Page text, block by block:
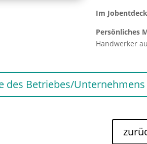
Im
Persönliches
Handwerker
des Betriebes/Unternehmens